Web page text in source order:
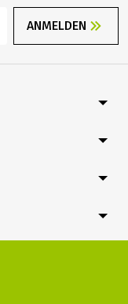
ANMELDEN